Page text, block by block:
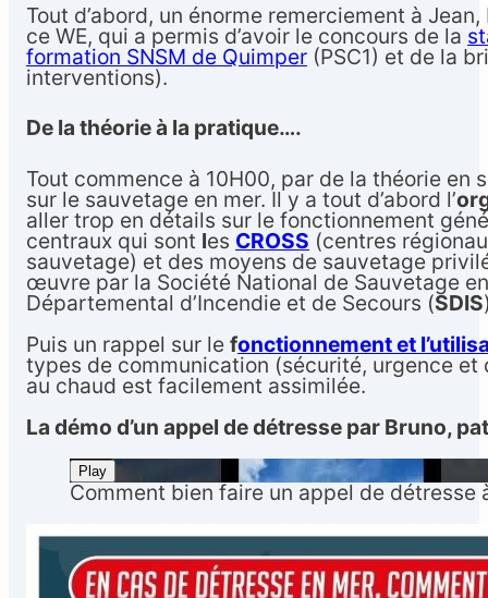
Tout d’abord, un énorme remerciement à
ce WE, qui a permis d’avoir le concours de la
formation SNSM de Quimper (PSC1) et de la
interventions).
De la théorie à la pratique….
Tout commence à 10H00, par de la théorie en
sur le sauvetage en mer. Il y a tout d’abord l’
aller trop en détails sur le fonctionnement
centraux qui sont les CROSS (centres
sauvetage) et des moyens de sauvetage
œuvre par la Société National de Sauvetage
Départemental d’Incendie et de Secours (SDIS
Puis un rappel sur le fonctionnement et
types de communication (sécurité, urgence et
au chaud est facilement assimilée.
La démo d’un appel de détresse par Bruno,
Play
Comment bien faire un appel de détresse